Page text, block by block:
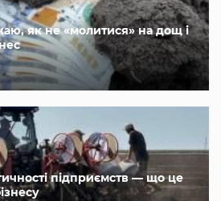
як не «молитися» на дощ і
підприємств — що це